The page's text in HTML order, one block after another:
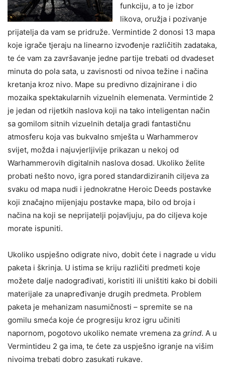
funkciju, a to je izbor
likova, oružja i pozivanje
prijatelja da vam se pridruže. Vermintide 2 donosi 13 mapa
koje igrače tjeraju na linearno izvođenje različitih zadataka,
te će vam za završavanje jedne partije trebati od dvadeset
minuta do pola sata, u zavisnosti od nivoa težine i načina
kretanja kroz nivo. Mape su predivno dizajnirane i dio
mozaika spektakularnih vizuelnih elemenata. Vermintide 2
je jedan od rijetkih naslova koji na tako inteligentan način
sa gomilom sitnih vizuelnih detalja gradi fantastičnu
atmosferu koja vas bukvalno smješta u Warhammerov
svijet, možda i najuvjerljivije prikazan u nekoj od
Warhammerovih digitalnih naslova dosad. Ukoliko želite
probati nešto novo, igra pored standardiziranih ciljeva za
svaku od mapa nudi i jednokratne Heroic Deeds postavke
koji značajno mijenjaju postavke mapa, bilo od broja i
načina na koji se neprijatelji pojavljuju, pa do ciljeva koje
morate ispuniti.
Ukoliko uspješno odigrate nivo, dobit ćete i nagrade u vidu
paketa i škrinja. U istima se kriju različiti predmeti koje
možete dalje nadograđivati, koristiti ili uništiti kako bi dobili
materijale za unapređivanje drugih predmeta. Problem
paketa je mehanizam nasumičnosti – spremite se na
gomilu smeća koje će progresiju kroz igru učiniti
napornom, pogotovo ukoliko nemate vremena za grind. A u
Vermintideu 2 ga ima, te ćete za uspješno igranje na višim
nivoima trebati dobro zasukati rukave.